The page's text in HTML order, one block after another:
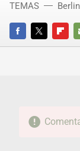
FACEBOOKTWITTER
TEMAS